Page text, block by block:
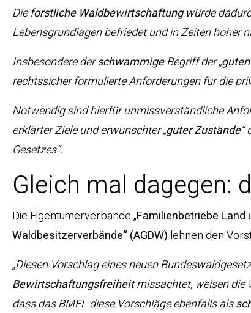
Die forstliche Waldbewirtschaftungwürde
Lebensgrundlagen befriedet und in Zeiten hoher
Insbesondere derschwammigeBegriff der „
rechtssicher formulierte Anforderungen für die
Notwendig sind hierfür unmissverständliche
erklärter Ziele und erwünschter „guter Zustände“
Gesetzes“.
Gleich mal dagegen:
Die Eigentümerverbände „Familienbetriebe Land
Waldbesitzerverbände“ (AGDW) lehnen den
„Diesen Vorschlag eines neuen
Bewirtschaftungsfreiheitmissachtet, weisen die
dass das BMEL diese Vorschläge ebenfalls als